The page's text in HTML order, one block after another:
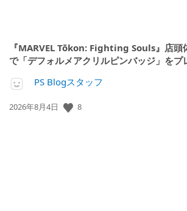
『MARVEL Tōkon: Fighting Souls』店頭
で「デフォルメアクリルピンバッジ」をプ
PS Blogスタッフ
公
2026年8月4日 8